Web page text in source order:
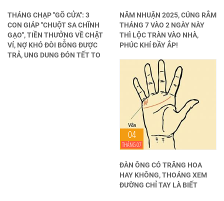
THÁNG CHẠP "GÕ CỬA": 3
CON GIÁP "CHUỘT SA CHĨNH
GẠO", TIỀN THƯỞNG VỀ CHẬT
VÍ, NỢ KHÓ ĐÒI BỖNG ĐƯỢC
TRẢ, UNG DUNG ĐÓN TẾT TO
NĂM NHUẬN 2025, CÚNG RẰM
THÁNG 7 VÀO 2 NGÀY NÀY
THÌ LỘC TRÀN VÀO NHÀ,
PHÚC KHÍ ĐẦY ẮP!
04
THÁNG 07
ĐÀN ÔNG CÓ TRĂNG HOA
HAY KHÔNG, THOÁNG XEM
ĐƯỜNG CHỈ TAY LÀ BIẾT